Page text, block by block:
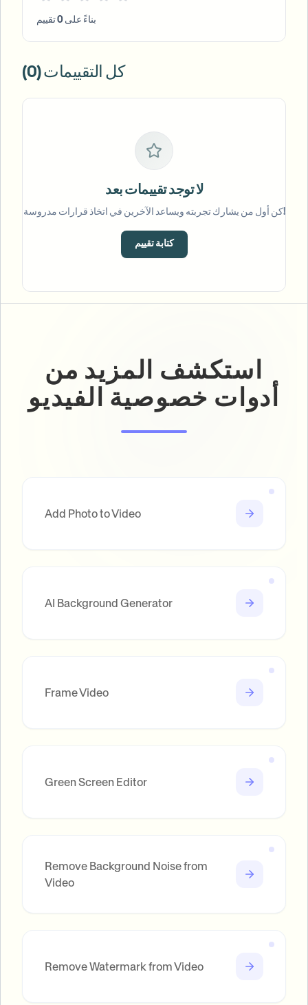
بناءً على 0 تقييم
كل التقييمات (0)
لا توجد تقييمات بعد
كن أول من يشارك تجربته ويساعد الآخرين في اتخاذ قرارات مدروسة!
كتابة تقييم
استكشف المزيد من
أدوات خصوصية الفيديو
Add Photo to Video
AI Background Generator
Frame Video
Green Screen Editor
Remove Background Noise from
Video
Remove Watermark from Video